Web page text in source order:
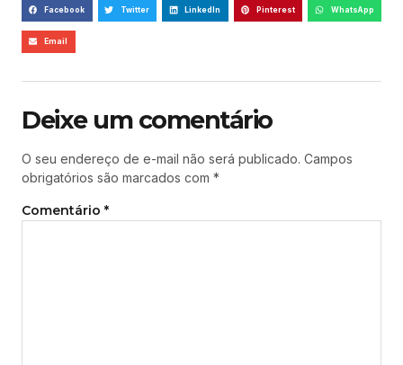
Facebook Twitter LinkedIn Pinterest WhatsApp
Email
Deixe um comentário
O seu endereço de e-mail não será publicado. Campos
obrigatórios são marcados com *
Comentário *